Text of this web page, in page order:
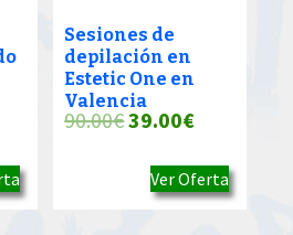
Sesiones de
depilación en
Estetic One en
Valencia
90.00€El
original
era:
39.00€El
actual
Ver Oferta